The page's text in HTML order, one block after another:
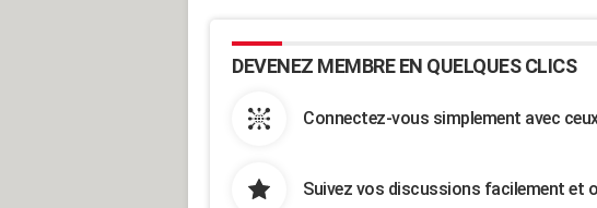
DEVENEZ MEMBRE EN QUELQUES CLICS
Connectez-vous simplement avec
Suivez vos discussions facilement et